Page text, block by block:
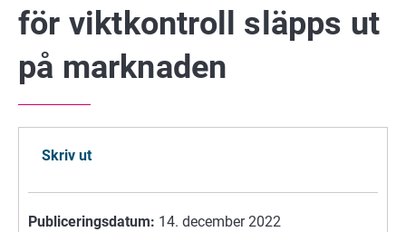
för viktkontroll släpps ut
på marknaden
Skriv ut
Publiceringsdatum: 14. december 2022